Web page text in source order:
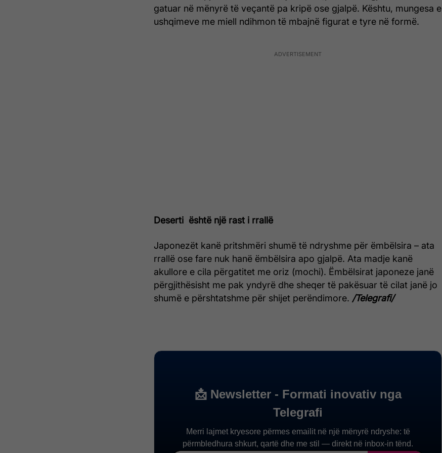
gatuar në mënyrë të veçantë pa kripë ose gjalpë. Kështu, mungesa e
ushqimeve me miell ndihmon të mbajnë figurat e tyre në formë.
Deserti është një rast i rrallë
Japonezët kanë pritshmëri shumë të ndryshme për ëmbëlsira – ata
rrallë ose fare nuk hanë ëmbëlsira apo gjalpë. Ata madje kanë
akullore e cila përgatitet me oriz (mochi). Ëmbëlsirat japoneze janë
përgjithësisht me pak yndyrë dhe sheqer të pakësuar të cilat janë jo
shumë e përshtatshme për shijet perëndimore. /Telegrafi/